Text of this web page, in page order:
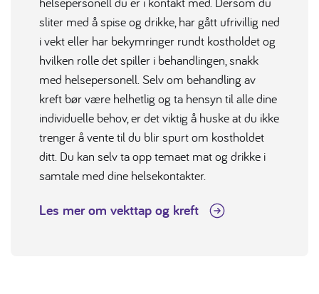
sliter med å spise og drikke, har gått ufrivillig ned
i vekt eller har bekymringer rundt kostholdet og
hvilken rolle det spiller i behandlingen, snakk
med helsepersonell. Selv om behandling av
kreft bør være helhetlig og ta hensyn til alle dine
individuelle behov, er det viktig å huske at du ikke
trenger å vente til du blir spurt om kostholdet
ditt. Du kan selv ta opp temaet mat og drikke i
samtale med dine helsekontakter.
Les mer om vekttap og kreft